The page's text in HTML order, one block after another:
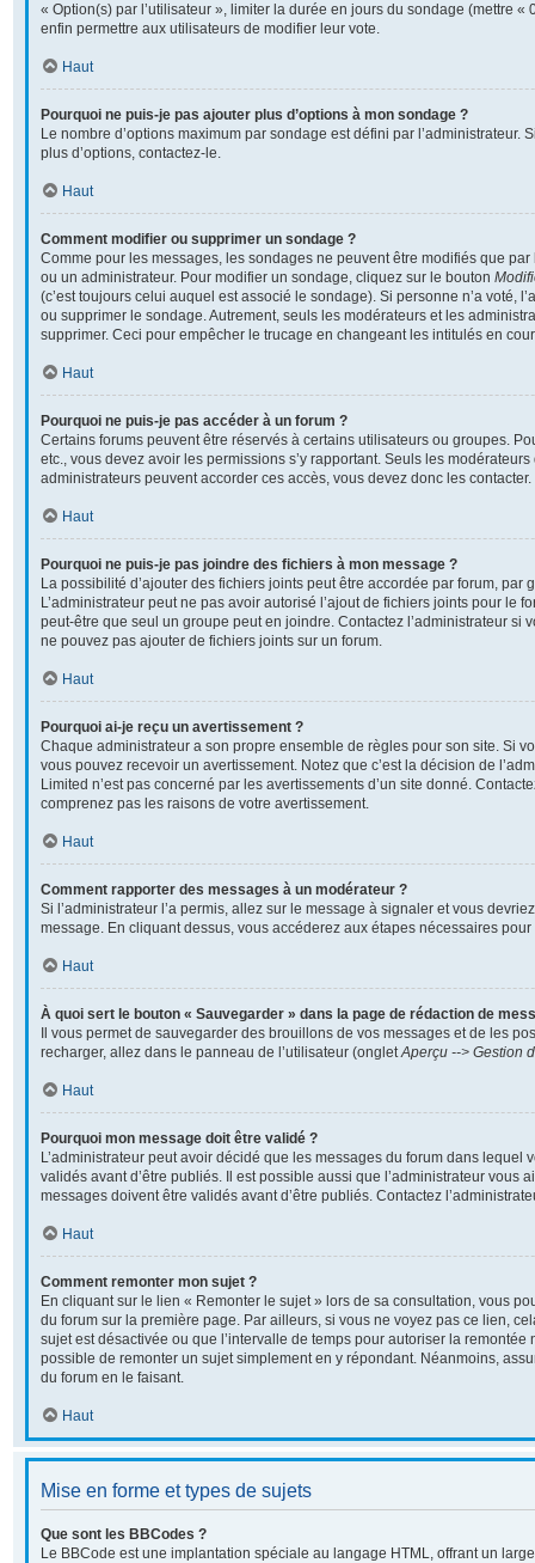
« Option(s) par l’utilisateur », limiter la durée en jours du sondage (mettre «
enfin permettre aux utilisateurs de modifier leur vote.
Haut
Pourquoi ne puis-je pas ajouter plus d’options à mon sondage ?
Le nombre d’options maximum par sondage est défini par l’administrateur.
plus d’options, contactez-le.
Haut
Comment modifier ou supprimer un sondage ?
Comme pour les messages, les sondages ne peuvent être modifiés que
ou un administrateur. Pour modifier un sondage, cliquez sur le bouton
(c’est toujours celui auquel est associé le sondage). Si personne n’a voté,
ou supprimer le sondage. Autrement, seuls les modérateurs et les
supprimer. Ceci pour empêcher le trucage en changeant les intitulés en
Haut
Pourquoi ne puis-je pas accéder à un forum ?
Certains forums peuvent être réservés à certains utilisateurs ou groupes.
etc., vous devez avoir les permissions s’y rapportant. Seuls les
administrateurs peuvent accorder ces accès, vous devez donc les contacter.
Haut
Pourquoi ne puis-je pas joindre des fichiers à mon message ?
La possibilité d’ajouter des fichiers joints peut être accordée par forum, par
L’administrateur peut ne pas avoir autorisé l’ajout de fichiers joints pour le
peut-être que seul un groupe peut en joindre. Contactez l’administrateur si
ne pouvez pas ajouter de fichiers joints sur un forum.
Haut
Pourquoi ai-je reçu un avertissement ?
Chaque administrateur a son propre ensemble de règles pour son site. Si
vous pouvez recevoir un avertissement. Notez que c’est la décision de
Limited n’est pas concerné par les avertissements d’un site donné.
comprenez pas les raisons de votre avertissement.
Haut
Comment rapporter des messages à un modérateur ?
Si l’administrateur l’a permis, allez sur le message à signaler et vous
message. En cliquant dessus, vous accéderez aux étapes nécessaires pour
Haut
À quoi sert le bouton « Sauvegarder » dans la page de rédaction de
Il vous permet de sauvegarder des brouillons de vos messages et de les
recharger, allez dans le panneau de l’utilisateur (ongletAperçu --> Gestion
Haut
Pourquoi mon message doit être validé ?
L’administrateur peut avoir décidé que les messages du forum dans lequel
validés avant d’être publiés. Il est possible aussi que l’administrateur vous
messages doivent être validés avant d’être publiés. Contactez
Haut
Comment remonter mon sujet ?
En cliquant sur le lien « Remonter le sujet » lors de sa consultation, vous
du forum sur la première page. Par ailleurs, si vous ne voyez pas ce lien,
sujet est désactivée ou que l’intervalle de temps pour autoriser la remontée
possible de remonter un sujet simplement en y répondant. Néanmoins,
du forum en le faisant.
Haut
Mise en forme et types de sujets
Que sont les BBCodes ?
Le BBCode est une implantation spéciale au langage HTML, offrant un